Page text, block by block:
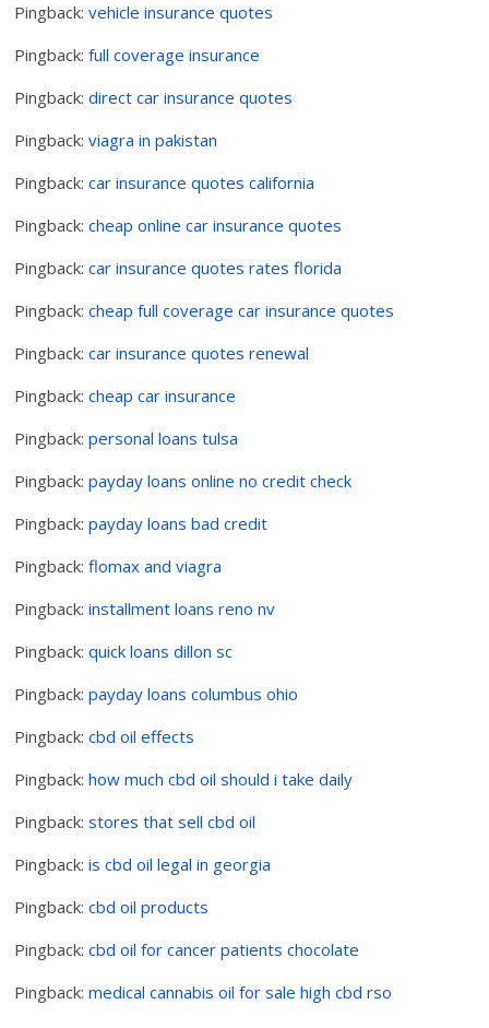
Pingback:vehicle insurance quotes
Pingback:full coverage insurance
Pingback:direct car insurance quotes
Pingback:viagra in pakistan
Pingback:car insurance quotes california
Pingback:cheap online car insurance quotes
Pingback:car insurance quotes rates florida
Pingback:cheap full coverage car insurance quotes
Pingback:car insurance quotes renewal
Pingback:cheap car insurance
Pingback:personal loans tulsa
Pingback:payday loans online no credit check
Pingback:payday loans bad credit
Pingback:flomax and viagra
Pingback:installment loans reno nv
Pingback:quick loans dillon sc
Pingback:payday loans columbus ohio
Pingback:cbd oil effects
Pingback:how much cbd oil should i take daily
Pingback:stores that sell cbd oil
Pingback:is cbd oil legal in georgia
Pingback:cbd oil products
Pingback:cbd oil for cancer patients chocolate
Pingback:medical cannabis oil for sale high cbd rso